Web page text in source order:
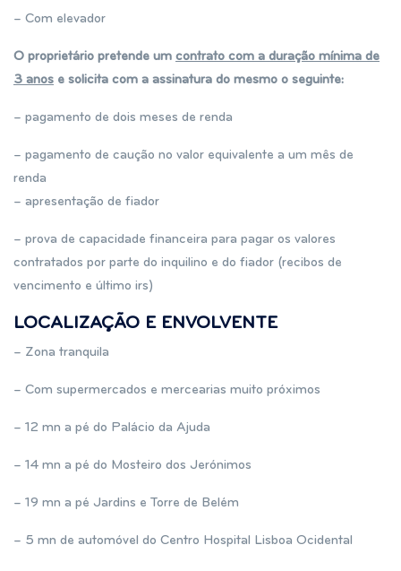
– Com elevador
O proprietário pretende um contrato com a duração mínima de
3 anos e solicita com a assinatura do mesmo o seguinte:
– pagamento de dois meses de renda ­
– pagamento de caução no valor equivalente a um mês de
renda ­
– apresentação de fiador
– prova de capacidade financeira para pagar os valores
contratados por parte do inquilino e do fiador (recibos de
vencimento e último irs)
LOCALIZAÇÃO E ENVOLVENTE
– Zona tranquila
– Com supermercados e mercearias muito próximos
– 12 mn a pé do Palácio da Ajuda
– 14 mn a pé do Mosteiro dos Jerónimos
– 19 mn a pé Jardins e Torre de Belém
– 5 mn de automóvel do Centro Hospital Lisboa Ocidental